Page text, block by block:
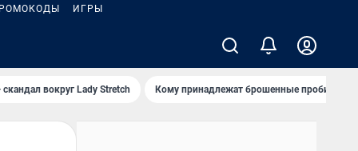
ИГРЫ
вокруг Lady Stretch Кому принадлежат брошенные пробирки?